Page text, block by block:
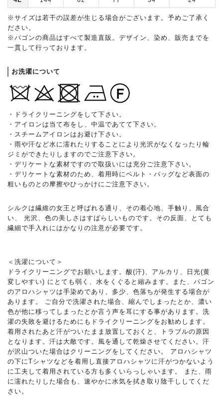
※サイズは若干の誤差が生じる場合がございます。予めご了承く
ださい。
※パゴンの商品はすべて製造直販。デザイン、染め、販売までを
一貫して行っております。
お洗濯について
・ドライクリーニングをして下さい。
・アイロンは当て布をし、中温であてて下さい。
・スチームアイロンはお避け下さい。
・雨や汗など水に濡れたりすることにより光沢がなくなったり輪
ジミができたりしますのでご注意下さい。
・デリケートな素材ですので取扱いには充分ご注意下さい。
・デリケートな素材のため、着用時にベルト・バッグなど表面の
粗いものとの摩擦やひっかけにご注意下さい。
シルクは繊維の女王と呼ばれる通り、その着心地、手触り、風合
い、 光沢、色の美しさはすばらしいものです。その反面、とても
繊細で手入れにはかなりの注意が必要です。
＜洗濯について＞
ドライクリーニングでお願いします。酸(汗)、アルカリ、日光(黄
変しやすい) にとても弱く、水をくぐると縮みます。また、パゴン
のアロハシャツは手染めであり、多少、色落ちが発生する場合が
あります。 ご自分で洗濯された場合、縮んでしまったとか、濃い
色が他に移ってしまったとか言う声を耳にする事があります。洗
濯の失敗を避けるためにもドライクリーニングをお勧めします。
着用されたあと汗がついたまま放置しておくと、トラブルの原因
となります。汗は大敵です。風を通して乾燥させてください。汗
が沢山ついた場合はクリーニングをしてください。 アロハシャツ
の下にTシャツなどを着用し直接アロハシャツに汗がつかないよう
に工夫して着用されている方も多くいらっしゃいます。 また、雨
に濡れたりした場合も、速やかに水気を拭き取り陰干ししてくだ
さい。